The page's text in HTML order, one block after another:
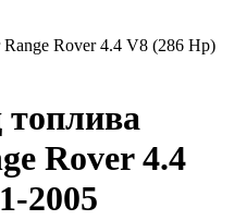
Rover 4.4 V8 (286 Hp)
топлива
Rover 4.4
2005